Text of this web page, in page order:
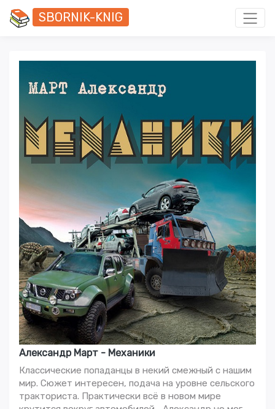
SBORNIK-KNIG
Александр Март - Механики
Классические попаданцы в некий смежный с нашим
мир. Сюжет интересен, подача на уровне сельского
тракториста. Практически всё в новом мире